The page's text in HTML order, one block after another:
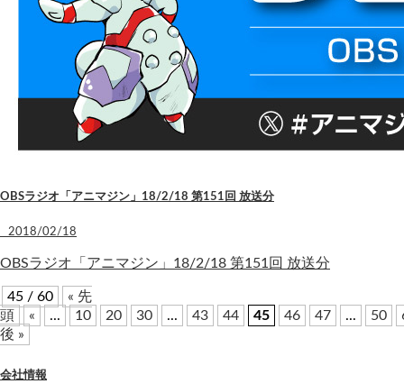
OBSラジオ「アニマジン」18/2/18 第151回 放送分
2018/02/18
OBSラジオ「アニマジン」18/2/18 第151回 放送分
45 / 60
« 先
頭
« ... 10 20 30 ... 43 44 45 46 47 ... 50
後 »
会社情報